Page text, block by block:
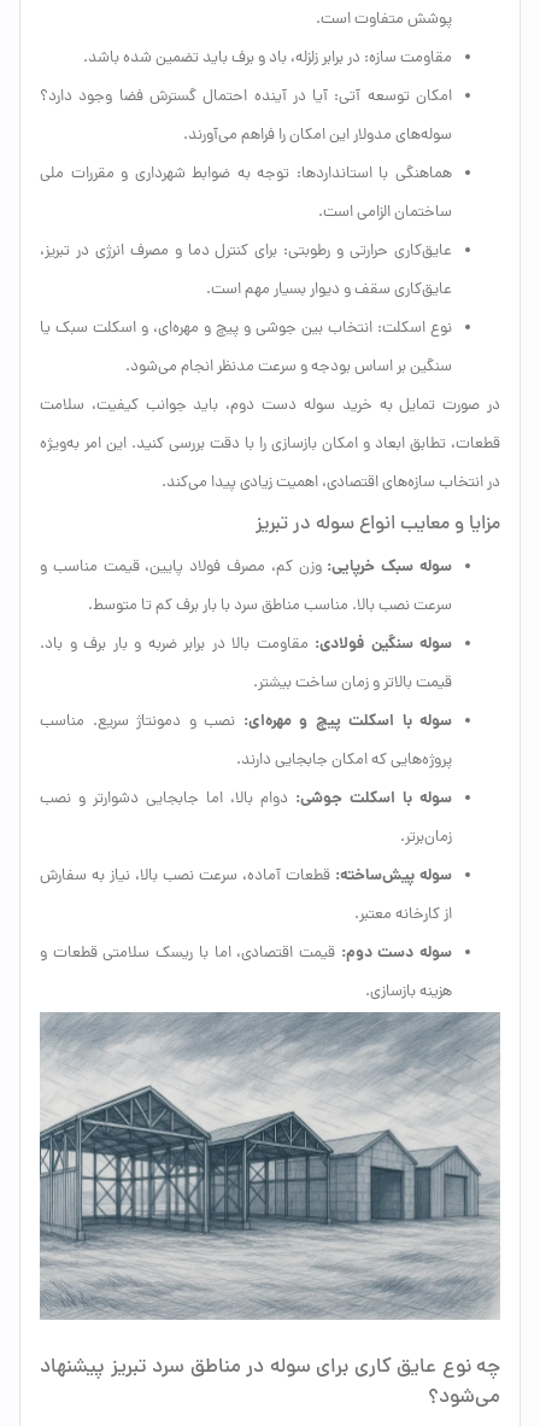
پوشش متفاوت است.
مقاومت سازه: در برابر زلزله، باد و برف باید تضمین شده باشد.
امکان توسعه آتی: آیا در آینده احتمال گسترش فضا وجود دارد؟
سوله‌های مدولار این امکان را فراهم می‌آورند.
هماهنگی با استانداردها: توجه به ضوابط شهرداری و مقررات ملی
ساختمان الزامی است.
عایق‌کاری حرارتی و رطوبتی: برای کنترل دما و مصرف انرژی در تبریز،
عایق‌کاری سقف و دیوار بسیار مهم است.
نوع اسکلت: انتخاب بین جوشی و پیچ و مهره‌ای، و اسکلت سبک یا
سنگین بر اساس بودجه و سرعت مدنظر انجام می‌شود.
در صورت تمایل به خرید سوله دست دوم، باید جوانب کیفیت، سلامت
قطعات، تطابق ابعاد و امکان بازسازی را با دقت بررسی کنید. این امر به‌ویژه
در انتخاب سازه‌های اقتصادی، اهمیت زیادی پیدا می‌کند.
مزایا و معایب انواع سوله در تبریز
سوله سبک خرپایی: وزن کم، مصرف فولاد پایین، قیمت مناسب و
سرعت نصب بالا. مناسب مناطق سرد با بار برف کم تا متوسط.
سوله سنگین فولادی: مقاومت بالا در برابر ضربه و بار برف و باد.
قیمت بالاتر و زمان ساخت بیشتر.
سوله با اسکلت پیچ و مهره‌ای: نصب و دمونتاژ سریع. مناسب
پروژه‌هایی که امکان جابجایی دارند.
سوله با اسکلت جوشی: دوام بالا، اما جابجایی دشوارتر و نصب
زمان‌برتر.
سوله پیش‌ساخته: قطعات آماده، سرعت نصب بالا، نیاز به سفارش
از کارخانه معتبر.
سوله دست دوم: قیمت اقتصادی، اما با ریسک سلامتی قطعات و
هزینه بازسازی.
چه نوع عایق کاری برای سوله در مناطق سرد تبریز پیشنهاد
می‌شود؟